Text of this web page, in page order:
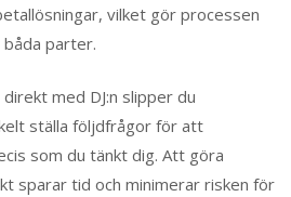
vilket gör processen
parter.
med DJ:n slipper du
ställa följdfrågor för att
som du tänkt dig. Att göra
sparar tid och minimerar risken för